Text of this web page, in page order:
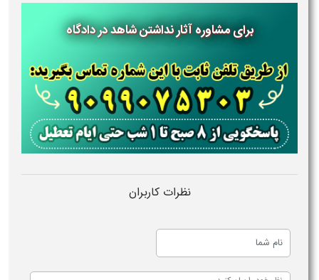
برای مشاوره آثار نداشتن شاهد در دادگاه
نظرات کاربران